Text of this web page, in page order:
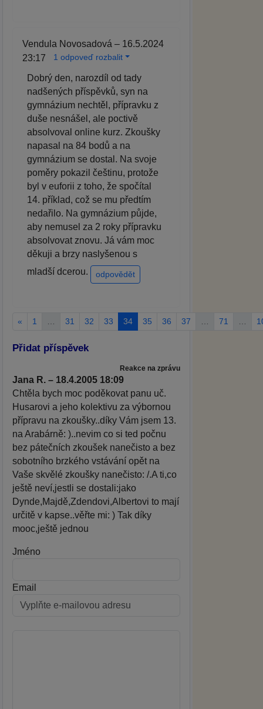
Vendula Novosadová – 16.5.2024
23:17
1 odpoveď rozbalit
Dobrý den, narozdíl od tady
nadšených příspěvků, syn na
gymnázium nechtěl, přípravku z
duše nesnášel, ale poctivě
absolvoval online kurz. Zkoušky
napasal na 84 bodů a na
gymnázium se dostal. Na svoje
poměry pokazil češtinu, protože
byl v euforii z toho, že spočítal
14. příklad, což se mu předtím
nedařilo. Na gymnázium půjde,
aby nemusel za 2 roky přípravku
absolvovat znovu. Já vám moc
děkuji a brzy naslyšenou s
mladší dcerou.
odpovědět
« 1 31 32 33 34 35 36 37 71
Přidat příspěvek
Reakce na zprávu
Jana R. – 18.4.2005 18:09
Chtěla bych moc poděkovat panu uč.
Husarovi a jeho kolektivu za výbornou
přípravu na zkoušky..díky Vám jsem 13.
na Arabárně: )..nevim co si ted počnu
bez pátečních zkoušek nanečisto a bez
sobotního brzkého vstávání opět na
Vaše skvělé zkoušky nanečisto: /.A ti,co
ještě neví,jestli se dostali:jako
Dynde,Majdě,Zdendovi,Albertovi to mají
určitě v kapse..věřte mi: ) Tak díky
mooc,ještě jednou
Jméno
Email